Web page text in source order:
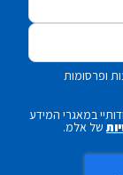
ופרסומות
במאגרי המידע
של אלמ.